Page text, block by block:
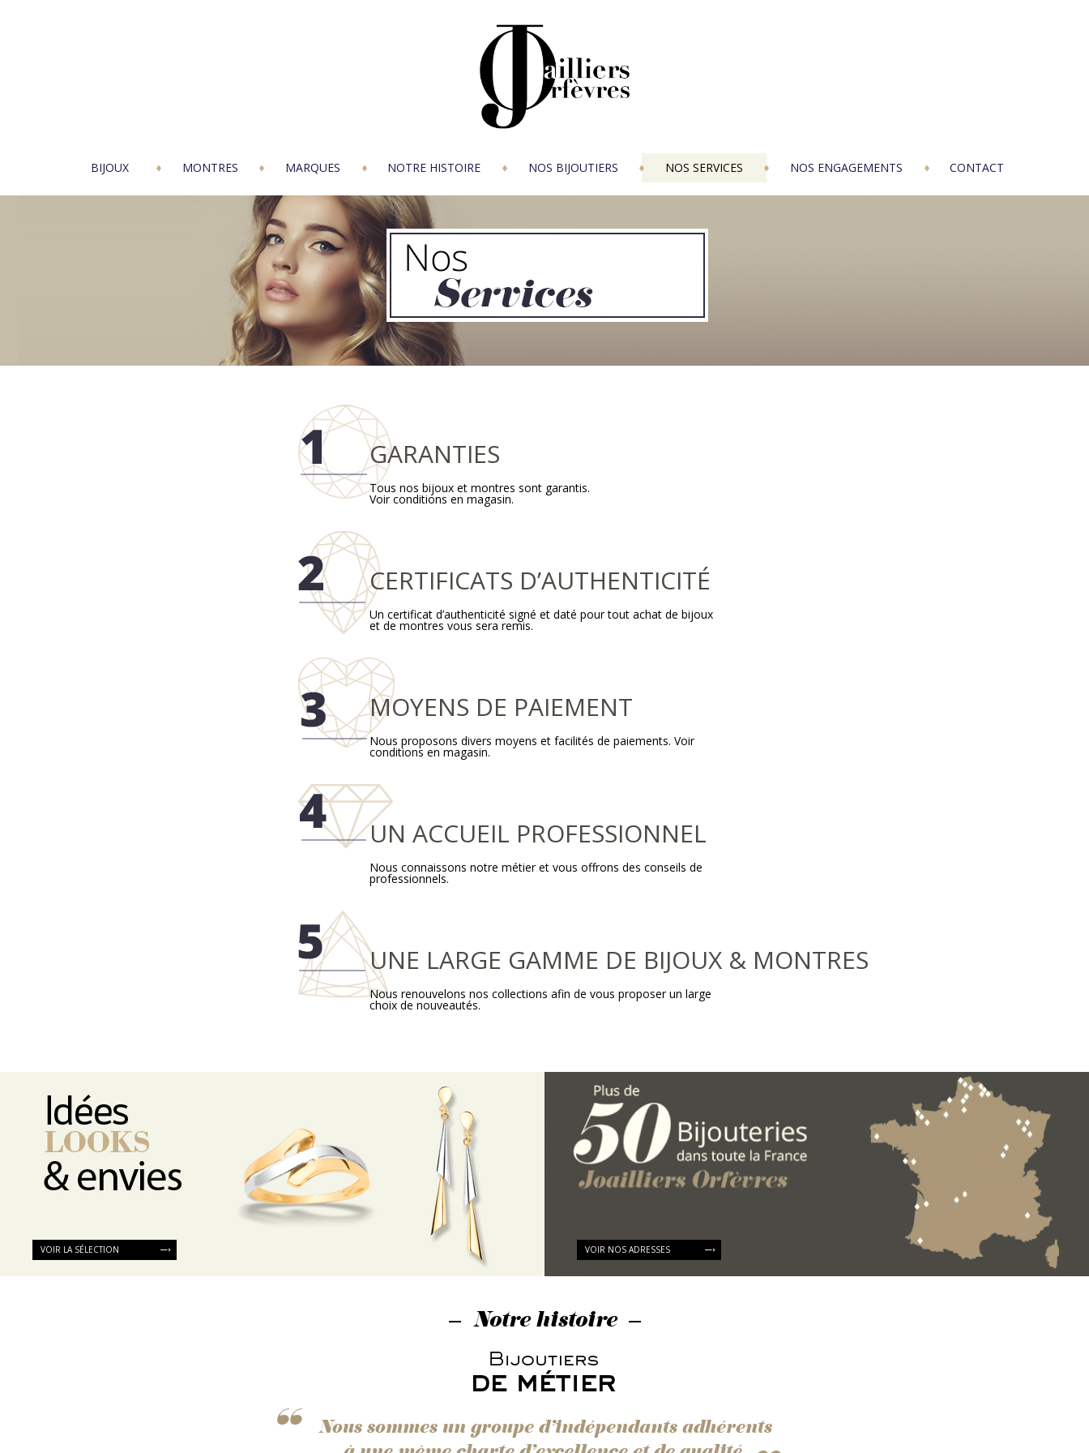
BIJOUX MONTRES MARQUES NOTRE HISTOIRE NOS BIJOUTIERS NOS SERVICES NOS ENGAGEMENTS CONTACT
GARANTIES
Tous nos bijoux et montres sont garantis.
Voir conditions en magasin.
CERTIFICATS D’AUTHENTICITÉ
Un certificat d’authenticité signé et daté pour tout achat de bijoux
et de montres vous sera remis.
MOYENS DE PAIEMENT
Nous proposons divers moyens et facilités de paiements. Voir
conditions en magasin.
UN ACCUEIL PROFESSIONNEL
Nous connaissons notre métier et vous offrons des conseils de
professionnels.
UNE LARGE GAMME DE BIJOUX & MONTRES
Nous renouvelons nos collections afin de vous proposer un large
choix de nouveautés.
VOIR LA SÉLECTION VOIR NOS ADRESSES
Notre histoire
Nous sommes un groupe d’indépendants adhérents